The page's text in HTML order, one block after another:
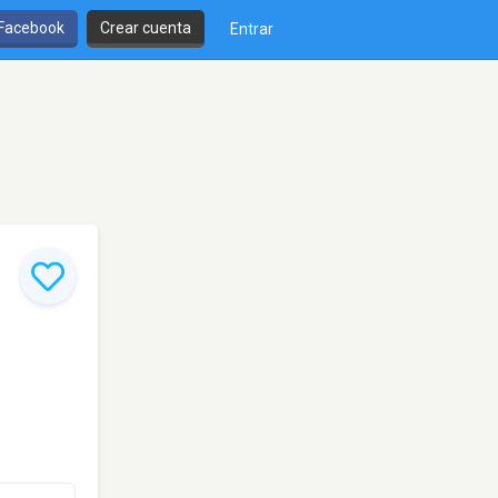
Crear cuenta Entrar